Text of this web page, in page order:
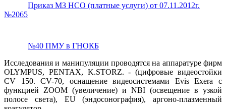
Приказ МЗ НСО (платные услуги) от 07.11.2012г.
№2065
№40 ПМУ в ГНОКБ
Исследования и манипуляции проводятся на аппаратуре фирм
OLYMPUS, PENTAX, K.STORZ. - (цифровые видеостойки
CV 150. CV-70, оснащение видеосистемами Evis Exera с
функцией ZOOM (увеличение) и NBI (освещение в узкой
полосе света), EU (эндосонография), аргоно-плазменный